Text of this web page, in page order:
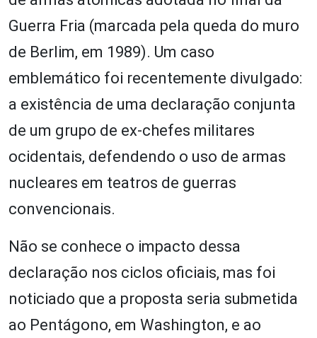
Guerra Fria (marcada pela queda do muro
de Berlim, em 1989). Um caso
emblemático foi recentemente divulgado:
a existência de uma declaração conjunta
de um grupo de ex-chefes militares
ocidentais, defendendo o uso de armas
nucleares em teatros de guerras
convencionais.
Não se conhece o impacto dessa
declaração nos ciclos oficiais, mas foi
noticiado que a proposta seria submetida
ao Pentágono, em Washington, e ao